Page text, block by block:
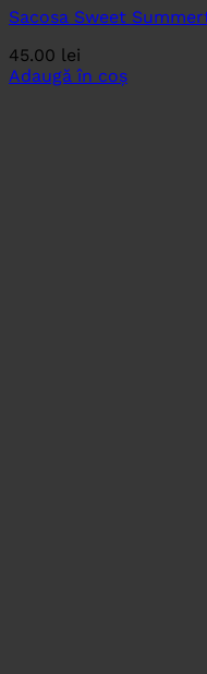
Sacosa Sweet
45.00 lei
Adaugă în coș